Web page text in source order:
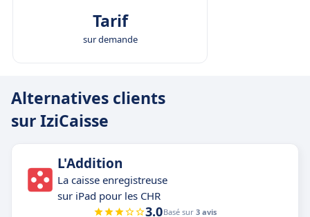
Tarif
sur demande
Alternatives clients
sur IziCaisse
L'Addition
La caisse enregistreuse
sur iPad pour les CHR
3.0Basé sur 3 avis